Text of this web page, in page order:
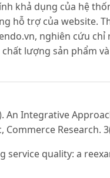
khả dụng của hệ
hỗ trợ của website.
nghiên cứu chỉ
lượng sản phẩm
An Integrative
Research.
service quality: a